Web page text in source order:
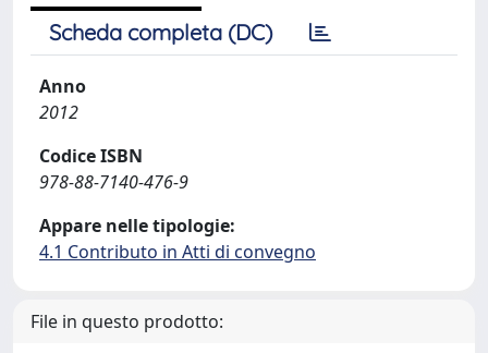
Scheda completa (DC)
Anno
2012
Codice ISBN
978-88-7140-476-9
Appare nelle tipologie:
4.1 Contributo in Atti di convegno
File in questo prodotto: